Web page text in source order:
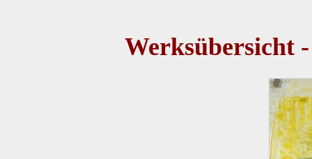
Werksübersicht